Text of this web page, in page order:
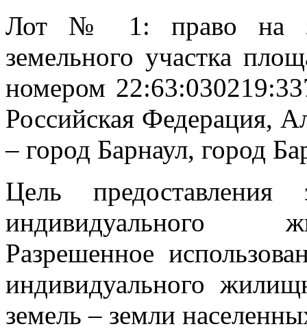
Лот № 1: право на
земельного участка
номером
Российская Федерация,
– город Барнаул, город
Цель
индивидуального
Разрешенное
индивидуального
земель – земли